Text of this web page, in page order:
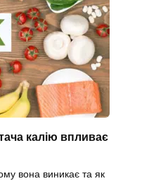
калію впливає
вона виникає та як